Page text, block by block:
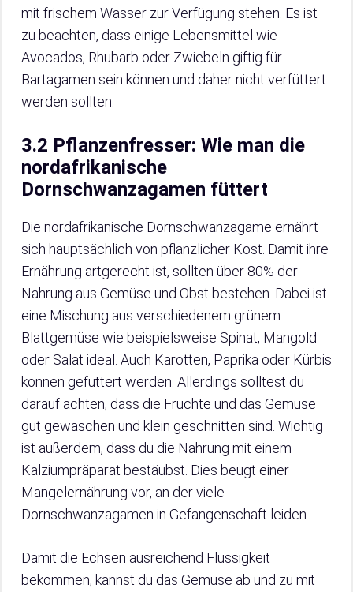
mit frischem Wasser zur Verfügung stehen. Es ist
zu beachten, dass einige Lebensmittel wie
Avocados, Rhubarb oder Zwiebeln giftig für
Bartagamen sein können und daher nicht verfüttert
werden sollten.
3.2 Pflanzenfresser: Wie man die
nordafrikanische
Dornschwanzagamen füttert
Die nordafrikanische Dornschwanzagame ernährt
sich hauptsächlich von pflanzlicher Kost. Damit ihre
Ernährung artgerecht ist, sollten über 80% der
Nahrung aus Gemüse und Obst bestehen. Dabei ist
eine Mischung aus verschiedenem grünem
Blattgemüse wie beispielsweise Spinat, Mangold
oder Salat ideal. Auch Karotten, Paprika oder Kürbis
können gefüttert werden. Allerdings solltest du
darauf achten, dass die Früchte und das Gemüse
gut gewaschen und klein geschnitten sind. Wichtig
ist außerdem, dass du die Nahrung mit einem
Kalziumpräparat bestäubst. Dies beugt einer
Mangelernährung vor, an der viele
Dornschwanzagamen in Gefangenschaft leiden.
Damit die Echsen ausreichend Flüssigkeit
bekommen, kannst du das Gemüse ab und zu mit